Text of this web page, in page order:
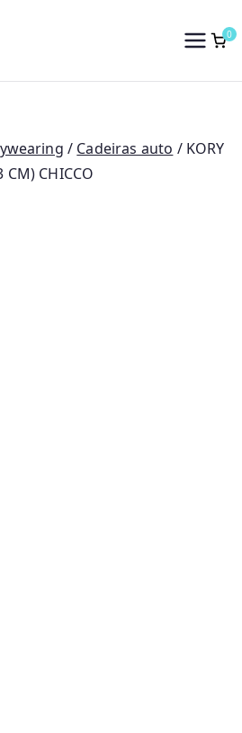
Baby
0
/ Cadeiras auto / KORY
CM) CHICCO